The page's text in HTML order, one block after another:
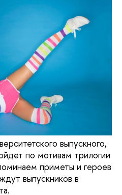
выпускного,
по мотивам трилогии
приметы и героев
выпускников в